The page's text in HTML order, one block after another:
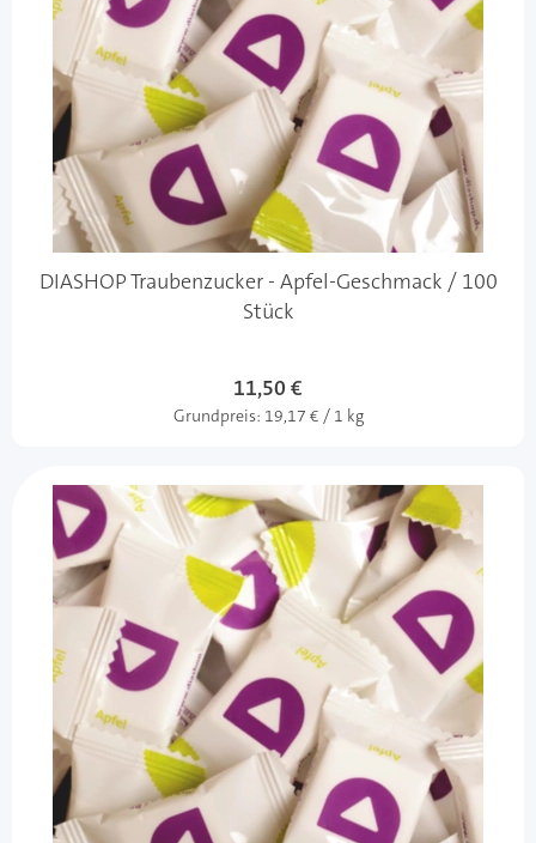
DIASHOP Traubenzucker - Apfel-Geschmack / 100
Stück
11,50 €
Grundpreis: 19,17 € / 1 kg